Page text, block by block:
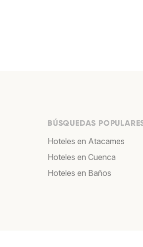
BÚSQUEDAS
Hoteles en Atacames
Hoteles en Cuenca
Hoteles en Baños